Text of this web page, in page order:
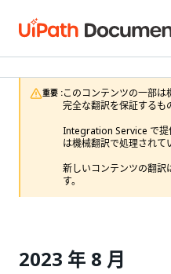
重要 :このコンテンツの一部は
完全な翻訳を保証するも
Integration Service で提
は機械翻訳で処理されて
新しいコンテンツの翻訳
す。
2023 年 8 月